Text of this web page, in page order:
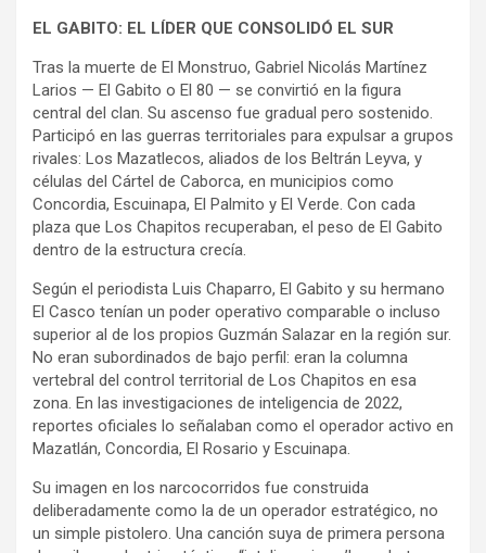
EL GABITO: EL LÍDER QUE CONSOLIDÓ EL SUR
Tras la muerte de El Monstruo, Gabriel Nicolás Martínez
Larios — El Gabito o El 80 — se convirtió en la figura
central del clan. Su ascenso fue gradual pero sostenido.
Participó en las guerras territoriales para expulsar a grupos
rivales: Los Mazatlecos, aliados de los Beltrán Leyva, y
células del Cártel de Caborca, en municipios como
Concordia, Escuinapa, El Palmito y El Verde. Con cada
plaza que Los Chapitos recuperaban, el peso de El Gabito
dentro de la estructura crecía.
Según el periodista Luis Chaparro, El Gabito y su hermano
El Casco tenían un poder operativo comparable o incluso
superior al de los propios Guzmán Salazar en la región sur.
No eran subordinados de bajo perfil: eran la columna
vertebral del control territorial de Los Chapitos en esa
zona. En las investigaciones de inteligencia de 2022,
reportes oficiales lo señalaban como el operador activo en
Mazatlán, Concordia, El Rosario y Escuinapa.
Su imagen en los narcocorridos fue construida
deliberadamente como la de un operador estratégico, no
un simple pistolero. Una canción suya de primera persona